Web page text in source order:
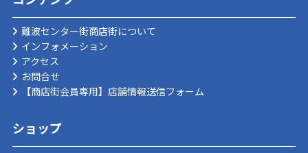
難波センター街商店街について
インフォメーション
アクセス
お問合せ
【商店街会員専用】店舗情報送信フォーム
ショップ